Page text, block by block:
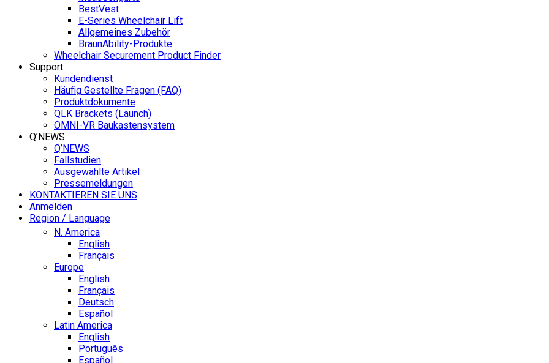
BestVest
E-Series Wheelchair Lift
Allgemeines Zubehör
BraunAbility-Produkte
Wheelchair Securement Product Finder
Support
Kundendienst
Häufig Gestellte Fragen (FAQ)
Produktdokumente
QLK Brackets (Launch)
OMNI-VR Baukastensystem
Q’NEWS
Q’NEWS
Fallstudien
Ausgewählte Artikel
Pressemeldungen
KONTAKTIEREN SIE UNS
Anmelden
Region / Language
N. America
English
Français
Europe
English
Français
Deutsch
Español
Latin America
English
Português
Español